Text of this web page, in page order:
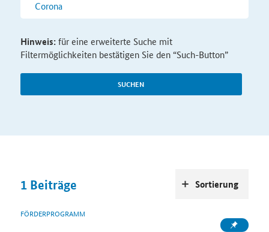
SUCHEN
Hinweis:für eine erweiterte Suche mit
Filtermöglichkeiten bestätigen Sie den “Such-Button”
1 Beiträge
FÖRDERPROGRAMM
Sortierung